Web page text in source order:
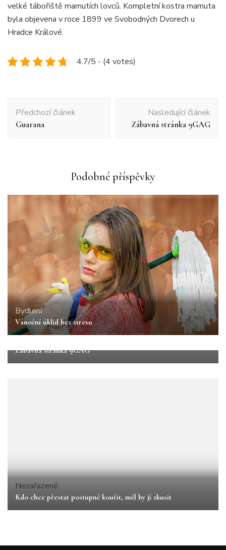
velké tábořiště mamutích lovců. Kompletní kostra mamuta
byla objevena v roce 1899 ve Svobodných Dvorech u
Hradce Králové.
4.7/5 - (4 votes)
příspěvku
Předchozí článek
Guarana
Nasledující článek
Zábavná stránka 9GAG
Podobné příspěvky
Bydlení
Vánoční úklid bez stresu
Zábavná stránka 9GAG
Nezařazené
Kdo chce přestat postupně kouřit, měl by jí zkusit